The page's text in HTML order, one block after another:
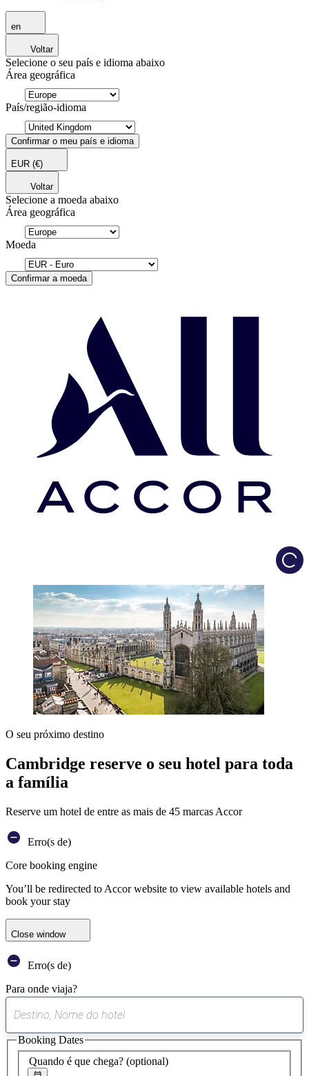
en
Voltar
Selecione o seu país e idioma abaixo
Área geográfica
País/região-idioma
Confirmar o meu país e idioma
EUR (€)
Voltar
Selecione a moeda abaixo
Área geográfica
Moeda
Confirmar a moeda
O seu próximo destino
Cambridge reserve o seu hotel para toda
a família
Reserve um hotel de entre as mais de 45 marcas Accor
Erro(s de)
Core booking engine
You’ll be redirected to Accor website to view available hotels and
book your stay
Close window
Erro(s de)
Para onde viaja?
sugestão
encontrada
Quando é que chega? (optional)
Booking Dates